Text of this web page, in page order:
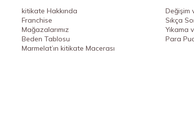
kitikate Hakkında
Franchise
Mağazalarımız
Beden Tablosu
Marmelat’ın kitikate Macerası
Değişim
Sıkça
Yıkama
Para